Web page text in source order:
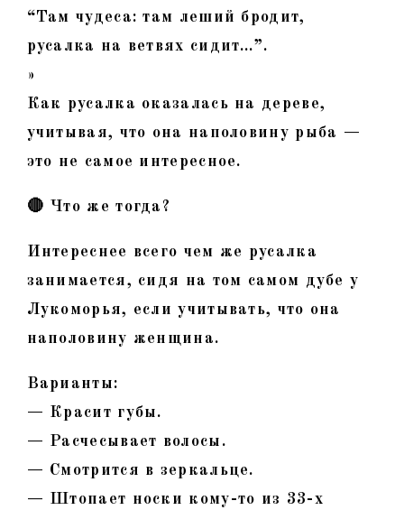
“Там чудеса: там леший бродит,
русалка на ветвях сидит…”.
»
Как русалка оказалась на дереве,
учитывая, что она наполовину рыба —
это не самое интересное.
🔴 Что же тогда?
Интереснее всего чем же русалка
занимается, сидя на том самом дубе у
Лукоморья, если учитывать, что она
наполовину женщина.
Варианты:
— Красит губы.
— Расчесывает волосы.
— Смотрится в зеркальце.
— Штопает носки кому-то из 33-х